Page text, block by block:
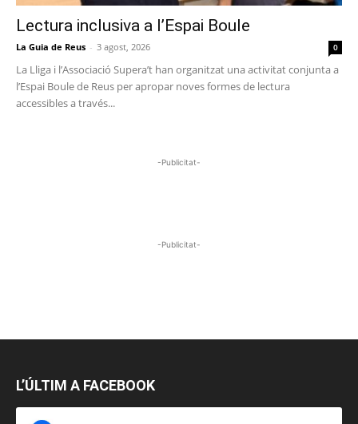
Lectura inclusiva a l’Espai Boule
La Guia de Reus - 3 agost, 2026 0
La Lliga i l’Associació Supera’t han organitzat una activitat conjunta a
l’Espai Boule de Reus per apropar noves formes de lectura
accessibles a través...
-Publicitat-
-Publicitat-
L’ÚLTIM A FACEBOOK